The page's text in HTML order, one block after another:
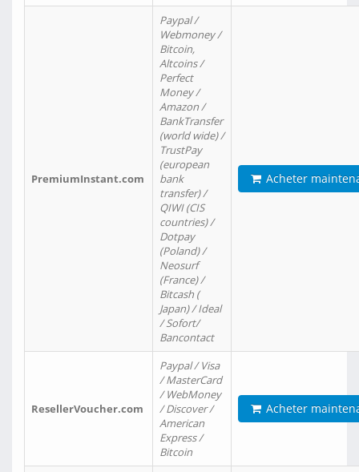
PremiumInstant.com
Paypal /
Webmoney /
Bitcoin,
Altcoins /
Perfect
Money /
Amazon /
BankTransfer
(world wide) /
TrustPay
(european
bank
transfer) /
QIWI (CIS
countries) /
Dotpay
(Poland) /
Neosurf
(France) /
Bitcash (
Japan) / Ideal
/ Sofort/
Bancontact
Acheter
ResellerVoucher.com
Paypal / Visa
/ MasterCard
/ WebMoney
/ Discover /
American
Express /
Bitcoin
Acheter